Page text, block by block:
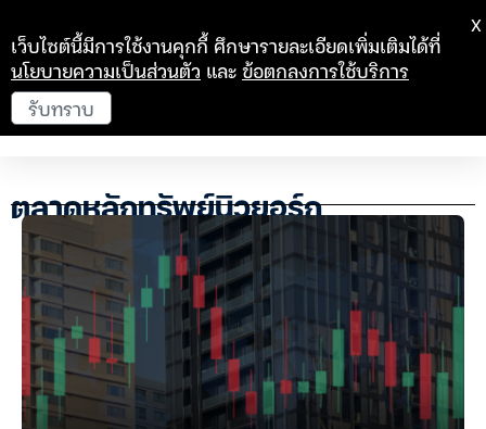
ตลาดหลักทรัพย์นิวยอร์ก
เว็บไซต์นี้มีการใช้งานคุกกี้ ศึกษารายละเอียดเพิ่มเติมได้ที่
นโยบายความเป็นส่วนตัว และข้อตกลงการใช้บริการ
รับทราบ
X